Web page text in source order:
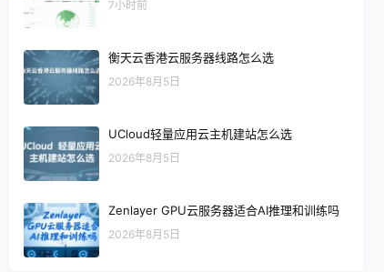
7小时前
衡天云香港云服务器线路怎么选
2026年8月5日
UCloud轻量应用云主机建站怎么选
2026年8月5日
Zenlayer GPU云服务器适合AI推理和训练吗
2026年8月5日